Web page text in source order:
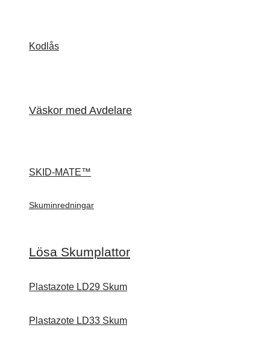
Kodlås
Väskor med Avdelare
SKID-MATE™
Skuminredningar
Lösa Skumplattor
Plastazote LD29 Skum
Plastazote LD33 Skum